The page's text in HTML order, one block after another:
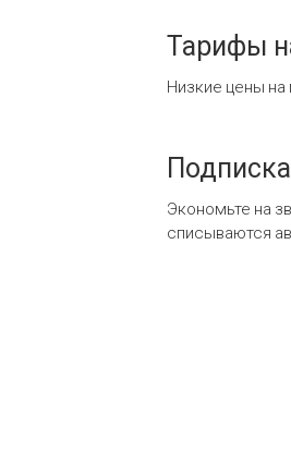
Тарифы
Низкие цены
Экономьте на
списываются